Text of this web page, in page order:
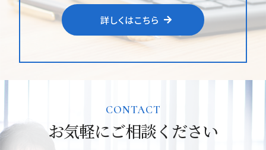
詳しくはこちら
CONTACT
お気軽にご相談ください